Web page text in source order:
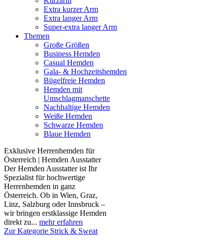
Extra kurzer Arm
Extra langer Arm
Super-extra langer Arm
Themen
Große Größen
Business Hemden
Casual Hemden
Gala- & Hochzeitshemden
Bügelfreie Hemden
Hemden mit
Umschlagmanschette
Nachhaltige Hemden
Weiße Hemden
Schwarze Hemden
Blaue Hemden
Exklusive Herrenhemden für
Österreich | Hemden Ausstatter
Der Hemden Ausstatter ist Ihr
Spezialist für hochwertige
Herrenhemden in ganz
Österreich. Ob in Wien, Graz,
Linz, Salzburg oder Innsbruck –
wir bringen erstklassige Hemden
direkt zu... mehr erfahren
Zur Kategorie Strick & Sweat